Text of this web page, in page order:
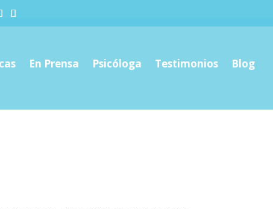
En Prensa Psicóloga Testimonios Blog